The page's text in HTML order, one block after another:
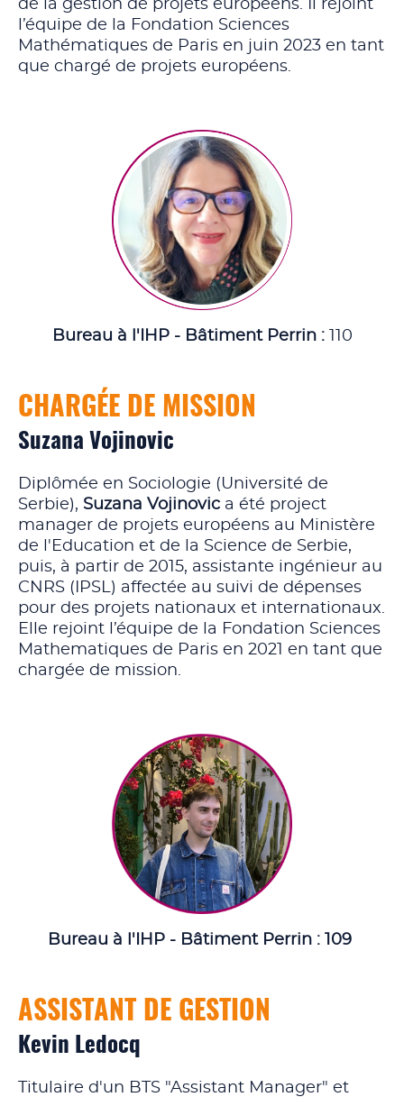
de la gestion de projets européens. Il rejoint
l’équipe de la Fondation Sciences
Mathématiques de Paris en juin 2023 en tant
que chargé de projets européens.
Bureau à l'IHP - Bâtiment Perrin :110
Suzana Vojinovic
CHARGÉE DE MISSION
Diplômée en Sociologie (Université de
Serbie), Suzana Vojinovic a été project
manager de projets européens au Ministère
de l'Education et de la Science de Serbie,
puis, à partir de 2015, assistante ingénieur au
CNRS (IPSL) affectée au suivi de dépenses
pour des projets nationaux et internationaux.
Elle rejoint l’équipe de la Fondation Sciences
Mathematiques de Paris en 2021 en tant que
chargée de mission.
Bureau à l'IHP - Bâtiment Perrin : 109
Kevin Ledocq
ASSISTANT DE GESTION
Titulaire d'un BTS "Assistant Manager" et